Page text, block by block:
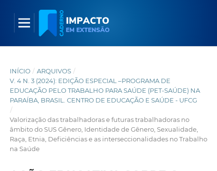
INÍCIO / ARQUIVOS /
V. 4 N. 3 (2024): EDIÇÃO ESPECIAL –PROGRAMA DE
EDUCAÇÃO PELO TRABALHO PARA SAÚDE (PET-SAÚDE) NA
PARAÍBA, BRASIL. CENTRO DE EDUCAÇÃO E SAÚDE - UFCG
/
Valorização das trabalhadoras e futuras trabalhadoras no
âmbito do SUS Gênero, Identidade de Gênero, Sexualidade,
Raça, Etnia, Deficiências e as interseccionalidades no Trabalho
na Saúde